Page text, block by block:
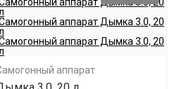
аппарат